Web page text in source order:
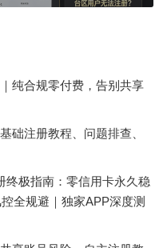
纯合规零付费，告别共享
础注册教程、问题排查、
终极指南：零信用卡永久稳
全规避｜独家APP深度测